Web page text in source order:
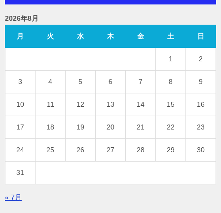
2026年8月
月 火 水 木 金 土 日
1 2
3 4 5 6 7 8 9
10 11 12 13 14 15 16
17 18 19 20 21 22 23
24 25 26 27 28 29 30
31
« 7月